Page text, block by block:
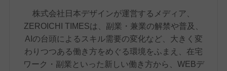
株式会社日本デザインが運営するメディア、
ZEROICHI TIMESは、副業・兼業の解禁や普及、
AIの台頭によるスキル需要の変化など、大きく変
わりつつある働き方をめぐる環境をふまえ、在宅
ワーク・副業といった新しい働き方から、WEBデ